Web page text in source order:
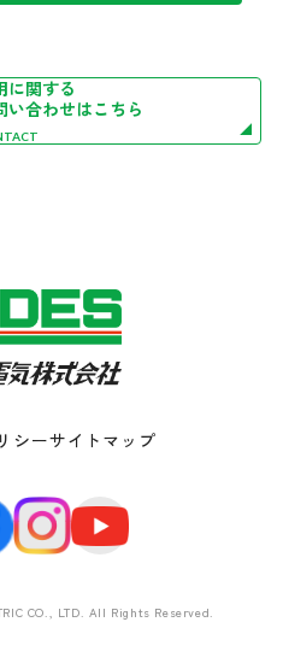
に関する
い合わせはこちら
シーサイトマップ
CO., LTD. All Rights Reserved.